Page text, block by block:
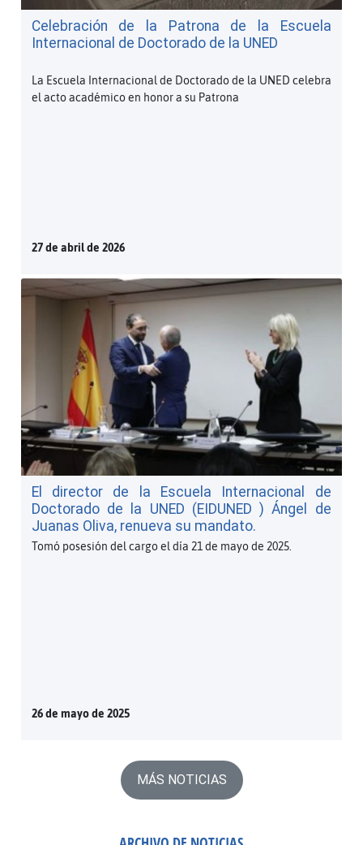
Celebración de la Patrona de la Escuela
Internacional de Doctorado de la UNED
La Escuela Internacional de Doctorado de la UNED celebra
el acto académico en honor a su Patrona
27 de abril de 2026
El director de la Escuela Internacional de
Doctorado de la UNED (EIDUNED ) Ángel de
Juanas Oliva, renueva su mandato.
Tomó posesión del cargo el día 21 de mayo de 2025.
26 de mayo de 2025
MÁS NOTICIAS